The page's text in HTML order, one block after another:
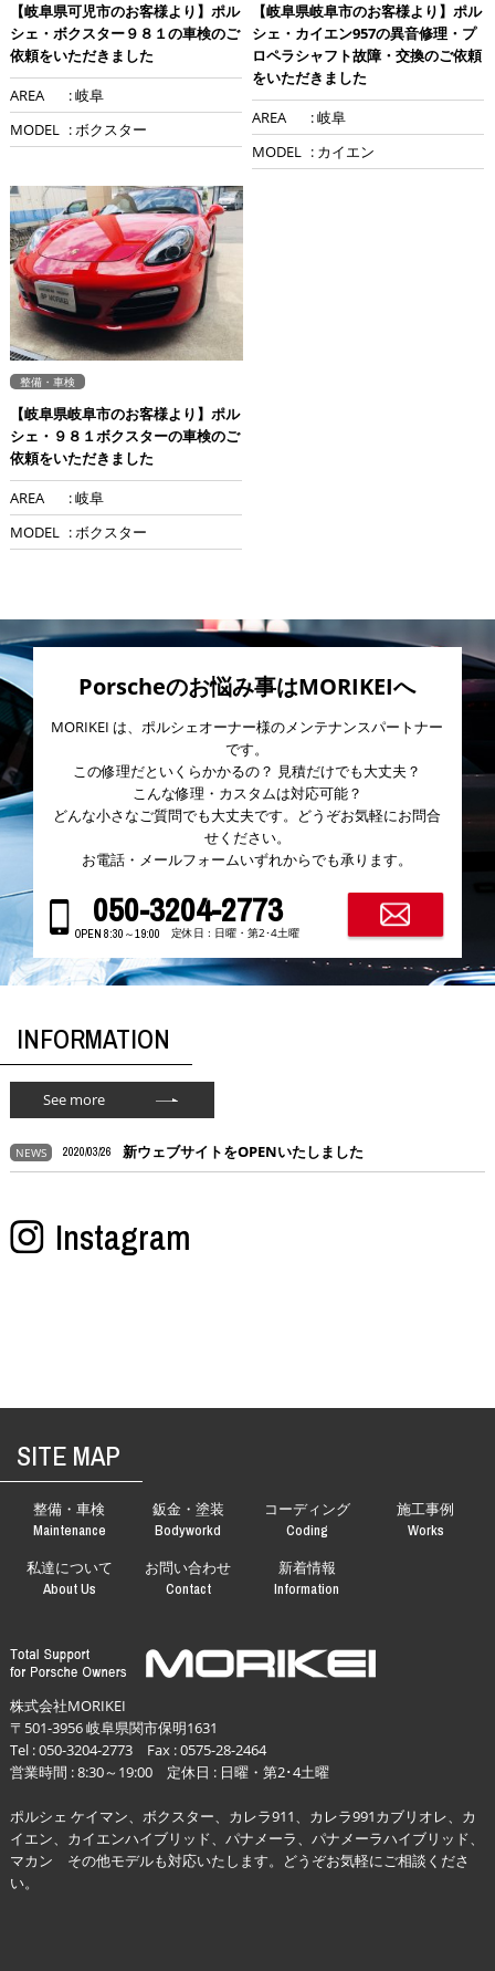
【岐阜県可児市のお客様より】ポル
シェ・ボクスター９８１の車検のご
依頼をいただきました
AREA
: 岐阜
MODEL : ボクスター
【岐阜県岐阜市のお客様より】ポル
シェ・カイエン957の異音修理・プ
ロペラシャフト故障・交換のご依頼
をいただきました
AREA
: 岐阜
MODEL : カイエン
整備・車検
【岐阜県岐阜市のお客様より】ポル
シェ・９８１ボクスターの車検のご
依頼をいただきました
AREA
: 岐阜
MODEL : ボクスター
Porscheのお悩み事はMORIKEIへ
MORIKEI は、ポルシェオーナー様のメンテナンスパートナー
です。
この修理だといくらかかるの？ 見積だけでも大丈夫？
こんな修理・カスタムは対応可能？
どんな小さなご質問でも大丈夫です。どうぞお気軽にお問合
せください。
お電話・メールフォームいずれからでも承ります。
050-3204-2773
OPEN 8:30～19:00 定休日 : 日曜・第2･4土曜
INFORMATION
See more
NEWS 2020/03/26 新ウェブサイトをOPENいたしました
Instagram
SITE MAP
整備・車検
Maintenance
鈑金・塗装
Bodyworkd
コーディング
Coding
施工事例
Works
私達について
About Us
お問い合わせ
Contact
新着情報
Information
株式会社MORIKEI
〒501-3956 岐阜県関市保明1631
Tel :050-3204-2773Fax : 0575-28-2464
営業時間 : 8:30～19:00 定休日 : 日曜・第2･4土曜
ポルシェ ケイマン、ボクスター、カレラ911、カレラ991カブリオレ、カ
イエン、カイエンハイブリッド、パナメーラ、パナメーラハイブリッド、
マカン その他モデルも対応いたします。どうぞお気軽にご相談くださ
い。